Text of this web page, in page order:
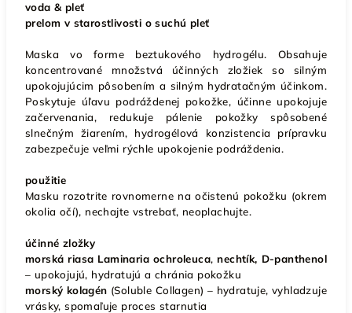
voda & pleť
prelom v starostlivosti o suchú pleť
Maska vo forme beztukového hydrogélu. Obsahuje
koncentrované množstvá účinných zložiek so silným
upokojujúcim pôsobením a silným hydratačným účinkom.
Poskytuje úľavu podráždenej pokožke, účinne upokojuje
začervenania, redukuje pálenie pokožky spôsobené
slnečným žiarením, hydrogélová konzistencia prípravku
zabezpečuje veľmi rýchle upokojenie podráždenia.
použitie
Masku rozotrite rovnomerne na očistenú pokožku (okrem
okolia očí), nechajte vstrebať, neoplachujte.
účinné zložky
morská riasa Laminaria ochroleuca,nechtík, D-panthenol
– upokojujú, hydratujú a chránia pokožku
morský kolagén (Soluble Collagen) – hydratuje, vyhladzuje
vrásky, spomaľuje proces starnutia